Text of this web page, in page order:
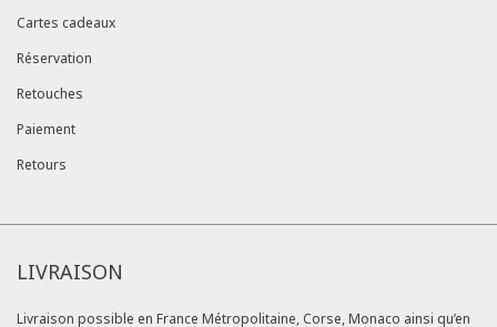
Cartes cadeaux
Réservation
Retouches
Paiement
Retours
LIVRAISON
Livraison possible en France Métropolitaine, Corse, Monaco ainsi qu’en